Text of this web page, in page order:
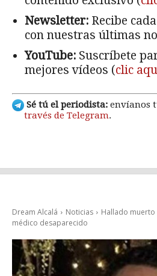
Newsletter: Recibe
con nuestras últimas
YouTube: Suscríbete
mejores vídeos (clic
Sé tú el periodista: envíanos
través de Telegram.